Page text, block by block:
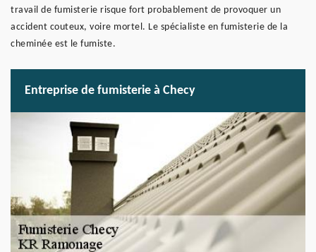
travail de fumisterie risque fort probablement de provoquer un
accident couteux, voire mortel. Le spécialiste en fumisterie de la
cheminée est le fumiste.
Entreprise de fumisterie à Checy